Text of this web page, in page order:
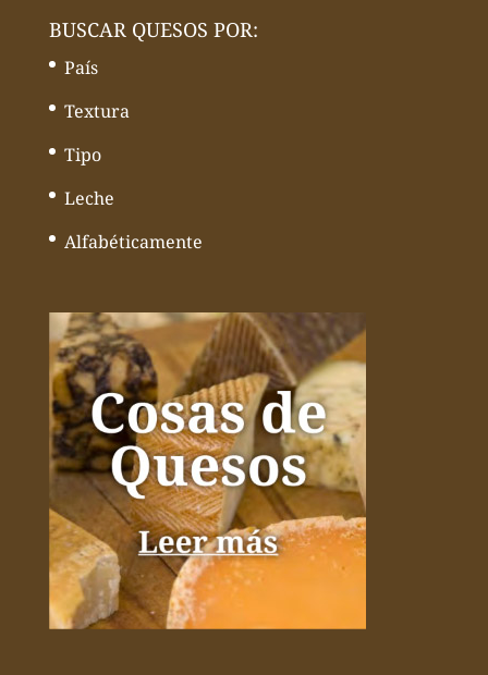
BUSCAR QUESOS POR:
País
Textura
Tipo
Leche
Alfabéticamente